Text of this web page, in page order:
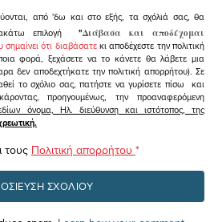
από 'δω και στο εξής, τα σχόλιά σας, θα
επιλογή
"Διάβασα και αποδέχομαι
σημαίνει ότι διαβάσατεκι αποδέχεστε την πολιτική
φορά, ξεχάσετε να το κάνετε θα λάβετε μια
δεν αποδεχτήκατε την πολιτική απορρήτου). Σε
το σχόλιο σας, πατήστε να γυρίσετε πίσω και
προηγουμένως, την προαναφερόμενη
όνομα, Ηλ. διεύθυνση και ιστότοπος, της
τους Πολιτική απορρήτου *